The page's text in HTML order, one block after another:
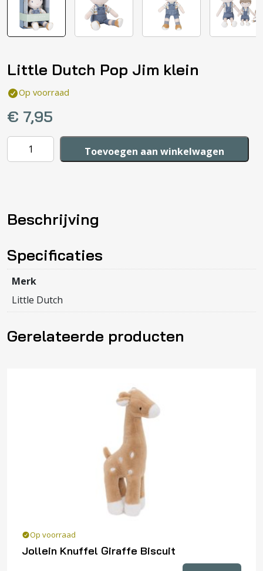
Little Dutch Pop Jim klein
Op voorraad
€ 7,95
Little
Dutch
aantal
Toevoegen aan winkelwagen
Beschrijving
Specificaties
Merk
Little Dutch
Gerelateerde producten
Op voorraad
Jollein Knuffel Giraffe Biscuit